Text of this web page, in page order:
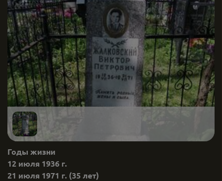
Годы жизни
12 июля 1936 г.
21 июля 1971 г. (35 лет)